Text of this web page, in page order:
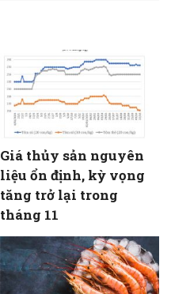
Giá thủy sản nguyên
liệu ổn định, kỳ vọng
tăng trở lại trong
tháng 11